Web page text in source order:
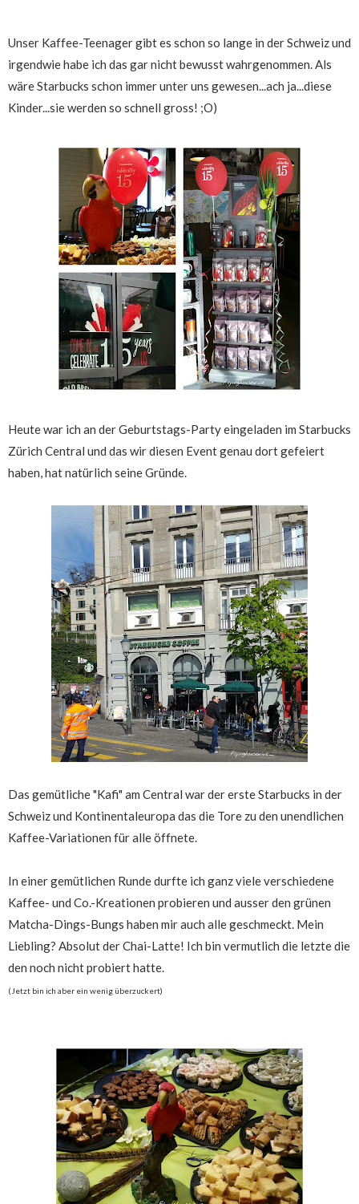
Unser Kaffee-Teenager gibt es schon so lange in der Schweiz und
irgendwie habe ich das gar nicht bewusst wahrgenommen. Als
wäre Starbucks schon immer unter uns gewesen...ach ja...diese
Kinder...sie werden so schnell gross! ;O)
Heute war ich an der Geburtstags-Party eingeladen im Starbucks
Zürich Central und das wir diesen Event genau dort gefeiert
haben, hat natürlich seine Gründe.
Das gemütliche "Kafi" am Central war der erste Starbucks in der
Schweiz und Kontinentaleuropa das die Tore zu den unendlichen
Kaffee-Variationen für alle öffnete.
In einer gemütlichen Runde durfte ich ganz viele verschiedene
Kaffee- und Co.-Kreationen probieren und ausser den grünen
Matcha-Dings-Bungs haben mir auch alle geschmeckt. Mein
Liebling? Absolut der Chai-Latte! Ich bin vermutlich die letzte die
den noch nicht probiert hatte.
(Jetzt bin ich aber ein wenig überzuckert)